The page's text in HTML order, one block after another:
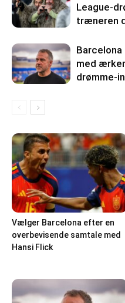
League-
træneren
med
drømme-
Vælger Barcelona efter en
overbevisende samtale med
Hansi Flick